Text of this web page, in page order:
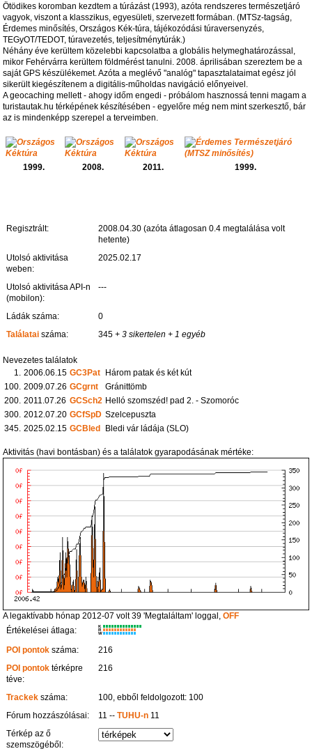
Ötödikes koromban kezdtem a túrázást (1993), azóta rendszeres természetjáró
vagyok, viszont a klasszikus, egyesületi, szervezett formában. (MTSz-tagság,
Érdemes minősítés, Országos Kék-túra, tájékozódási túraversenyzés,
TEGyOT/TEDOT, túravezetés, teljesítménytúrák.)
Néhány éve kerültem közelebbi kapcsolatba a globális helymeghatározással,
mikor Fehérvárra kerültem földmérést tanulni. 2008. áprilisában szereztem be a
saját GPS készülékemet. Azóta a meglévő "analóg" tapasztalataimat egész jól
sikerült kiegészítenem a digitális-műholdas navigáció előnyeivel.
A geocaching mellett - ahogy időm engedi - próbálom hasznossá tenni magam a
turistautak.hu térképének készítésében - egyelőre még nem mint szerkesztő, bár
az is mindenképp szerepel a terveimben.
1999. 2008. 2011. 1999.
Regisztrált:
2008.04.30 (azóta átlagosan 0.4 megtalálása volt
hetente)
Utolsó aktivitása
weben:
2025.02.17
Utolsó aktivitása API-n
(mobilon):
---
Ládák száma:
0
Találatai száma: 345 + 3 sikertelen + 1 egyéb
Nevezetes találatok
1.
2006.06.15 GC3Pat Három patak és két kút
100. 2009.07.26 GCgrnt
Gránittömb
200. 2011.07.26 GCSch2 Helló szomszéd! pad 2. - Szomoróc
300. 2012.07.20 GCfSpD Szelcepuszta
345. 2025.02.15 GCBled Bledi vár ládája (SLO)
Aktivitás (havi bontásban) és a találatok gyarapodásának mértéke:
A legaktívabb hónap 2012-07 volt 39 'Megtaláltam' loggal,OFF
Értékelései átlaga:
K
R
W
POI pontok száma:
216
POI pontok térképre
téve:
216
Trackek száma:
100, ebből feldolgozott: 100
Fórum hozzászólásai:
11 --TUHU-n 11
Térkép az ő
szemszögéből: